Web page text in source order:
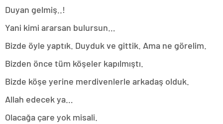
Duyan gelmiş..!
Yani kimi ararsan bulursun…
Bizde öyle yaptık. Duyduk ve gittik. Ama ne görelim.
Bizden önce tüm köşeler kapılmıştı.
Bizde köşe yerine merdivenlerle arkadaş olduk.
Allah edecek ya…
Olacağa çare yok misali.